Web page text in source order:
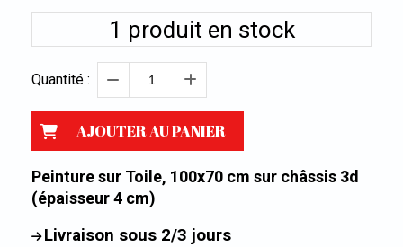
1 produit en stock
Quantité :
AJOUTER AU PANIER
Peinture sur Toile, 100x70 cm sur châssis 3d
(épaisseur 4 cm)
Livraison sous 2/3 jours